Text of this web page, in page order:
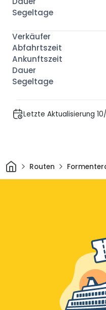
Letzte Aktualisierung
HeimRouten